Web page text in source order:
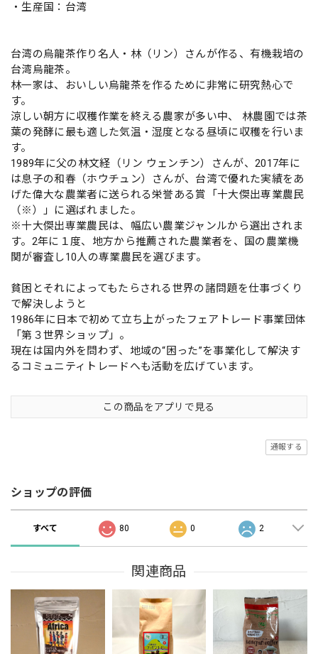
・生産国：台湾
台湾の烏龍茶作り名人・林（リン）さんが作る、有機栽培の
台湾烏龍茶。
林一家は、おいしい烏龍茶を作るために非常に研究熱心で
す。
涼しい朝方に収穫作業を終える農家が多い中、 林農園では茶
葉の発酵に最も適した気温・湿度となる昼頃に収穫を行いま
す。
1989年に父の林文経（リン ウェンチン）さんが、2017年に
は息子の和春（ホウチュン）さんが、台湾で優れた実績をあ
げた偉大な農業者に送られる栄誉ある賞「十大傑出専業農民
（※）」に選ばれました。
※十大傑出専業農民は、幅広い農業ジャンルから選出されま
す。2年に１度、地方から推薦された農業者を、国の農業機
関が審査し10人の専業農民を選びます。
貧困とそれによってもたらされる世界の諸問題を仕事づくり
で解決しようと
1986年に日本で初めて立ち上がったフェアトレード事業団体
「第３世界ショップ」。
現在は国内外を問わず、地域の“困った”を事業化して解決す
るコミュニティトレードへも活動を広げています。
この商品をアプリで見る
通報する
ショップの評価
すべて 80 0 2
関連商品